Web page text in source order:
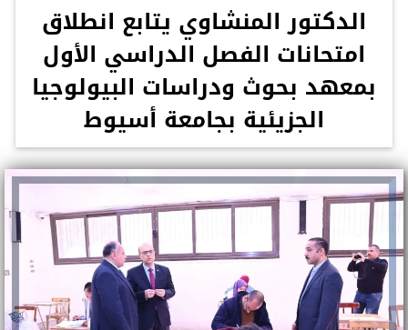
الدكتور المنشاوي يتابع انطلاق
امتحانات الفصل الدراسي الأول
بمعهد بحوث ودراسات البيولوجيا
الجزيئية بجامعة أسيوط